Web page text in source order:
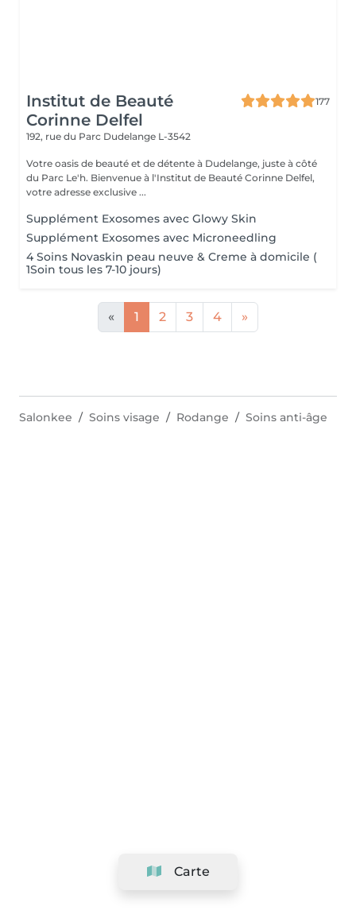
Institut de Beauté
Corinne Delfel
177
192, rue du Parc Dudelange L-3542
Votre oasis de beauté et de détente à Dudelange, juste à côté
du Parc Le'h. Bienvenue à l'Institut de Beauté Corinne Delfel,
votre adresse exclusive ...
Supplément Exosomes avec Glowy Skin
Supplément Exosomes avec Microneedling
4 Soins Novaskin peau neuve & Creme à domicile (
1Soin tous les 7-10 jours)
« 1 2 3 4 »
Carte
Salonkee Soins visage Rodange Soins anti-âge